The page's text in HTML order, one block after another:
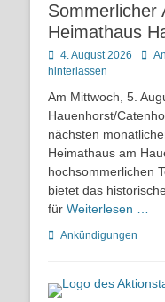
Sommerlicher
Heimathaus
Posted
on
4. August 2026 Autor
hinterlassen
Am Mittwoch, 5.
Hauenhorst/
nächsten
Heimathaus am
hochsommerlichen
bietet das
für Weiterlesen …
Kategorien
Ankündigungen